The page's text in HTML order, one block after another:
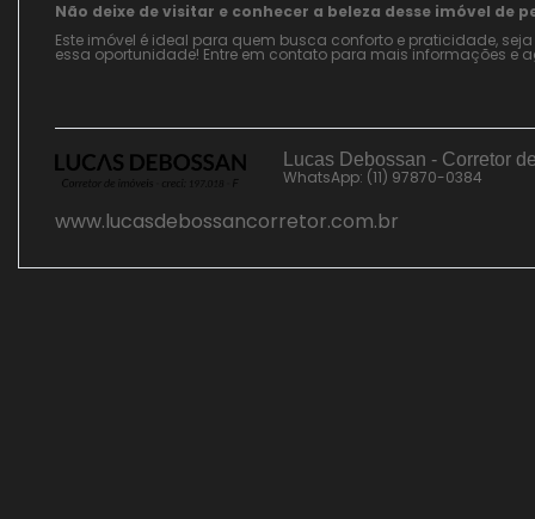
Não deixe de visitar e conhecer a beleza desse imóvel de
Este imóvel é ideal para quem busca conforto e praticidade,
essa oportunidade! Entre em contato para mais informações e
Lucas Debossan - Corretor
WhatsApp: (11) 97870-0384
www.lucasdebossancorretor.com.br